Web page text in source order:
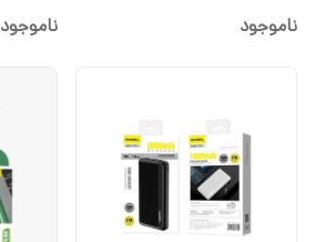
ناموجود ناموجود